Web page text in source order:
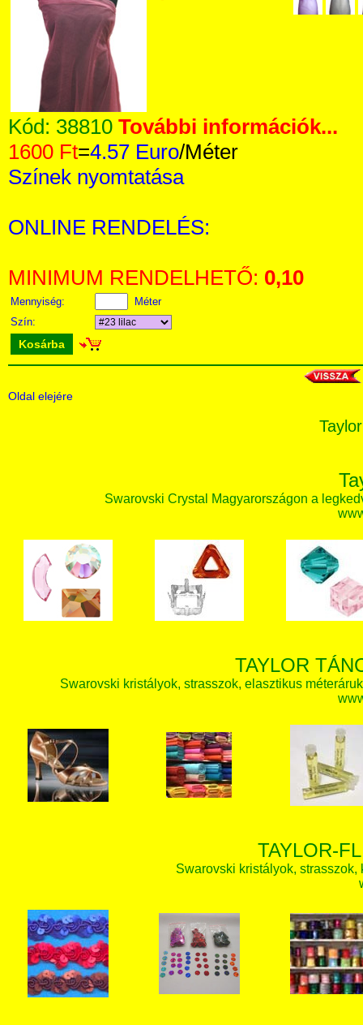
Kód: 38810 További információk...
1600 Ft=4.57 Euro/Méter
Színek nyomtatása
ONLINE RENDELÉS:
MINIMUM RENDELHETŐ: 0,10
Mennyiség:
Méter
Szín:
Kosárba
Oldal elejére
Swarovski Crystal Magyarországon a
TAYLOR
Swarovski kristályok, strasszok, elasztikus
TAYLOR-
Swarovski kristályok,